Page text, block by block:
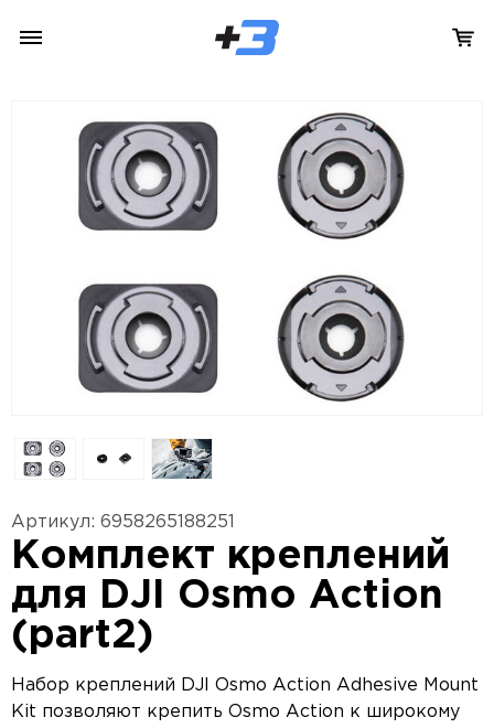
Артикул: 6958265188251
Комплект креплений
для DJI Osmo Action
(part2)
Набор креплений DJI Osmo Action Adhesive Mount
Kit позволяют крепить Osmo Action к широкому